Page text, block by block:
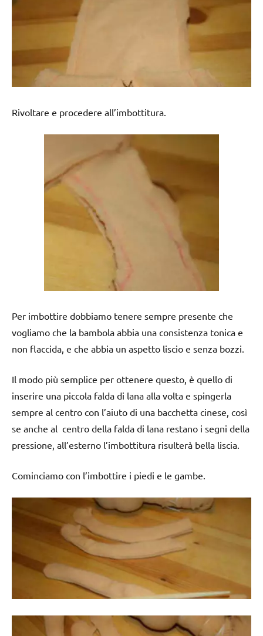
Rivoltare e procedere all’imbottitura.
Per imbottire dobbiamo tenere sempre presente che
vogliamo che la bambola abbia una consistenza tonica e
non flaccida, e che abbia un aspetto liscio e senza bozzi.
Il modo più semplice per ottenere questo, è quello di
inserire una piccola falda di lana alla volta e spingerla
sempre al centro con l’aiuto di una bacchetta cinese, così
se anche al centro della falda di lana restano i segni della
pressione, all’esterno l’imbottitura risulterà bella liscia.
Cominciamo con l’imbottire i piedi e le gambe.